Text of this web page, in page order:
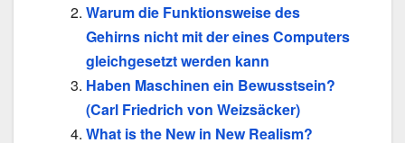
Warum die Funktionsweise des
Gehirns nicht mit der eines Computers
gleichgesetzt werden kann
Haben Maschinen ein Bewusstsein?
(Carl Friedrich von Weizsäcker)
What is the New in New Realism?